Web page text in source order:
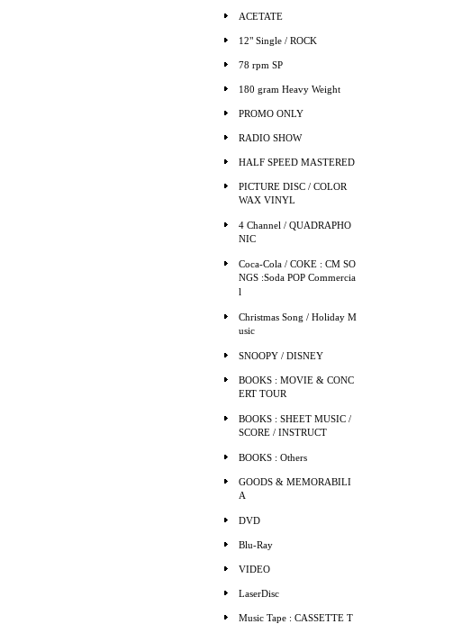
ACETATE
12" Single / ROCK
78 rpm SP
180 gram Heavy Weight
PROMO ONLY
RADIO SHOW
HALF SPEED MASTERED
PICTURE DISC / COLOR
WAX VINYL
4 Channel / QUADRAPHO
NIC
Coca-Cola / COKE : CM SO
NGS :Soda POP Commercia
l
Christmas Song / Holiday M
usic
SNOOPY / DISNEY
BOOKS : MOVIE & CONC
ERT TOUR
BOOKS : SHEET MUSIC /
SCORE / INSTRUCT
BOOKS : Others
GOODS & MEMORABILI
A
DVD
Blu-Ray
VIDEO
LaserDisc
Music Tape : CASSETTE T